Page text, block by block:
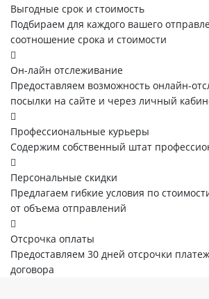
Выгодные срок и стоимость
Подбираем для каждого вашего
соотношение срока и стоимости
Он-лайн отслеживание
Предоставляем возможность онлайн-
посылки на сайте и через личный
Профессиональные курьеры
Содержим собственный штат
Персональные скидки
Предлагаем гибкие условия по
от объема отправлений
Отсрочка оплаты
Предоставляем 30 дней отсрочки
договора